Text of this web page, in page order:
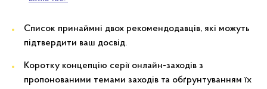
Список принаймні двох рекомендодавців, які можуть
підтвердити ваш досвід.
Коротку концепцію серії онлайн-заходів з
пропонованими темами заходів та обґрунтуванням їх